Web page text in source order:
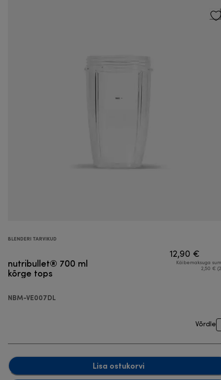
BLENDERI TARVIKUD
nutribullet® 700 ml
kõrge tops
NBM-VE007DL
12,90 €
Käibemaksuga
2,50 €
Võrdle
Lisa ostukorvi